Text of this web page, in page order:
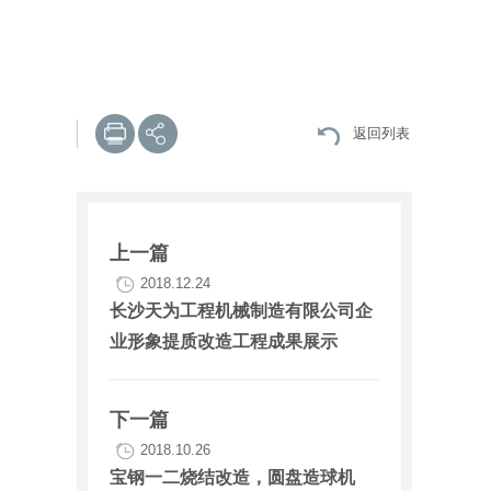
返回列表
上一篇
2018.12.24
长沙天为工程机械制造有限公司企
业形象提质改造工程成果展示
下一篇
2018.10.26
宝钢一二烧结改造，圆盘造球机